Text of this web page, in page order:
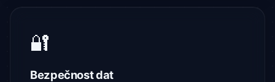
🔐
Bezpečnost dat